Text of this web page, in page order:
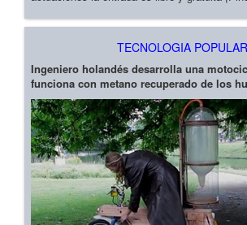
TECNOLOGIA POPULAR
Ingeniero holandés desarrolla una
funciona con metano recuperado de los